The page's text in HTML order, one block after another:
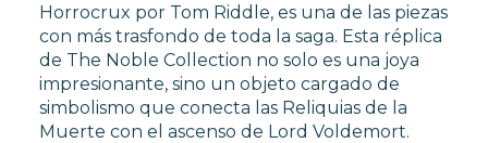
Horrocrux por Tom Riddle, es una de las piezas
con más trasfondo de toda la saga. Esta réplica
de The Noble Collection no solo es una joya
impresionante, sino un objeto cargado de
simbolismo que conecta las Reliquias de la
Muerte con el ascenso de Lord Voldemort.